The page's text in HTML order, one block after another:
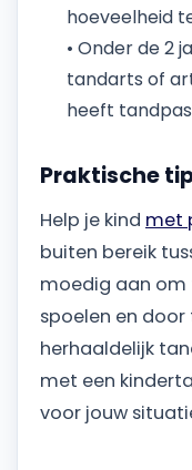
hoeveelheid
• Onder de 2
tandarts of
heeft
Praktische
Help je kind met
buiten bereik
moedig aan om
spoelen en door
herhaaldelijk
met een
voor jouw